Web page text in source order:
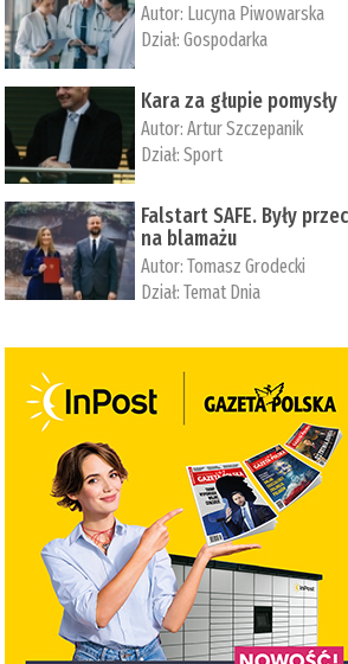
Autor: Lucyna Piwowarska
Dział:Gospodarka
Kara za głupie pomysły
Autor:Artur Szczepanik
Dział:Sport
Falstart SAFE. Były
na blamażu
Autor:Tomasz Grodecki
Dział:Temat Dnia